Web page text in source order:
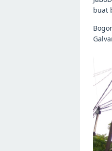
buat